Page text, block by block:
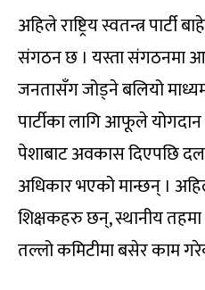
अहिले राष्ट्रिय स्वतन्त्र
संगठन छ । यस्ता संगठनमा
जनतासँग जोड्ने बलियो
पार्टीका लागि आफूले
पेशाबाट अवकास दिएपछि
अधिकार भएको मान्छन् ।
शिक्षकहरु छन्, स्थानीय
तल्लो कमिटीमा बसेर काम